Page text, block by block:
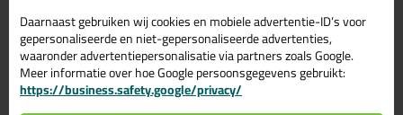
Gerelateerde producten
Daarnaast gebruiken wij cookies en mobiele advertentie-ID’s voor
gepersonaliseerde en niet-gepersonaliseerde advertenties,
waaronder advertentiepersonalisatie via partners zoals Google.
Meer informatie over hoe Google persoonsgegevens gebruikt:
https://business.safety.google/privacy/